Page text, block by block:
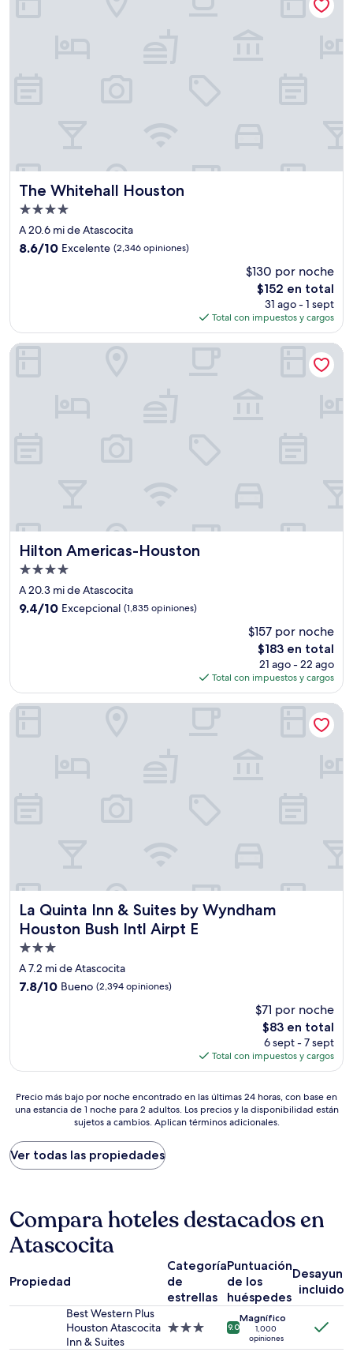
The Whitehall Houston
The Whitehall Houston
Propiedad
de
4.0
A 20.6 mi de Atascocita
8.6
8.6/10 Excelente (2,346 opiniones)
$130 por noche
El
precio
actual
es
de
$152 en total
31 ago - 1 sept
Total con impuestos y cargos
Hilton Americas-Houston
Hilton Americas-Houston
Propiedad
de
4.0
estrellas
A 20.3 mi de Atascocita
9.4
9.4/10 Excepcional (1,835 opiniones)
$157 por noche
El
precio
actual
es
de
$183 en total
21 ago - 22 ago
Total con impuestos y cargos
Hilton Americas-Houston
La Quinta Inn & Suites by Wyndham
Houston Bush Intl Airpt E
La Quinta Inn & Suites by Wyndham Houston Bush Intl
Propiedad
de
3.0
A 7.2 mi de Atascocita
7.8
7.8/10 Bueno (2,394 opiniones)
$71 por noche
El
precio
actual
es
$83
$83 en total
6 sept - 7 sept
Total con impuestos y cargos
La Quinta Inn & Suites by Wyndham Houston Bush Intl Airpt
Precio
más
por
noche
encontrado
últimas
24
horas,
con
en
estancia
Precio más bajo por noche encontrado en las últimas 24 horas, con base en
una estancia de 1 noche para 2 adultos. Los precios y la disponibilidad están
sujetos a cambios. Aplican términos adicionales.
Ver todas las propiedades
Compara hoteles destacados en
Atascocita
Propiedad
Categoría
de
estrellas
Puntuación
de los
huéspedes
Desayuno
incluido
Best Western Plus
Houston Atascocita
Inn & Suites
Propiedad
9.0
Magnífico
1,000
opiniones